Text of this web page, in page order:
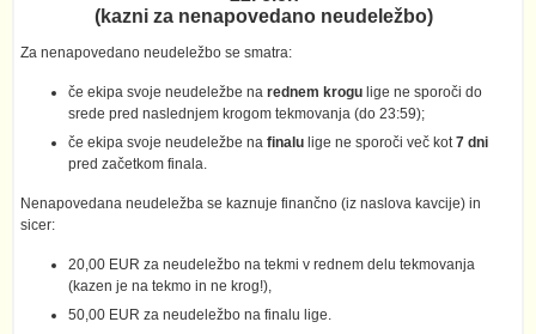
(kazni za nenapovedano neudeležbo)
Za nenapovedano neudeležbo se smatra:
če ekipa svoje neudeležbe na rednem krogu lige ne sporoči do
srede pred naslednjem krogom tekmovanja (do 23:59);
če ekipa svoje neudeležbe na finalu lige ne sporoči več kot 7 dni
pred začetkom finala.
Nenapovedana neudeležba se kaznuje finančno (iz naslova kavcije) in
sicer:
20,00 EUR za neudeležbo na tekmi v rednem delu tekmovanja
(kazen je na tekmo in ne krog!),
50,00 EUR za neudeležbo na finalu lige.